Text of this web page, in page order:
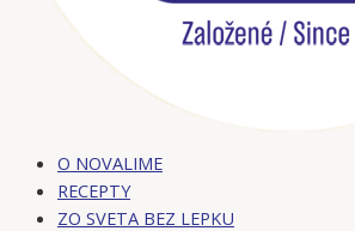
O NOVALIME
RECEPTY
ZO SVETA BEZ LEPKU